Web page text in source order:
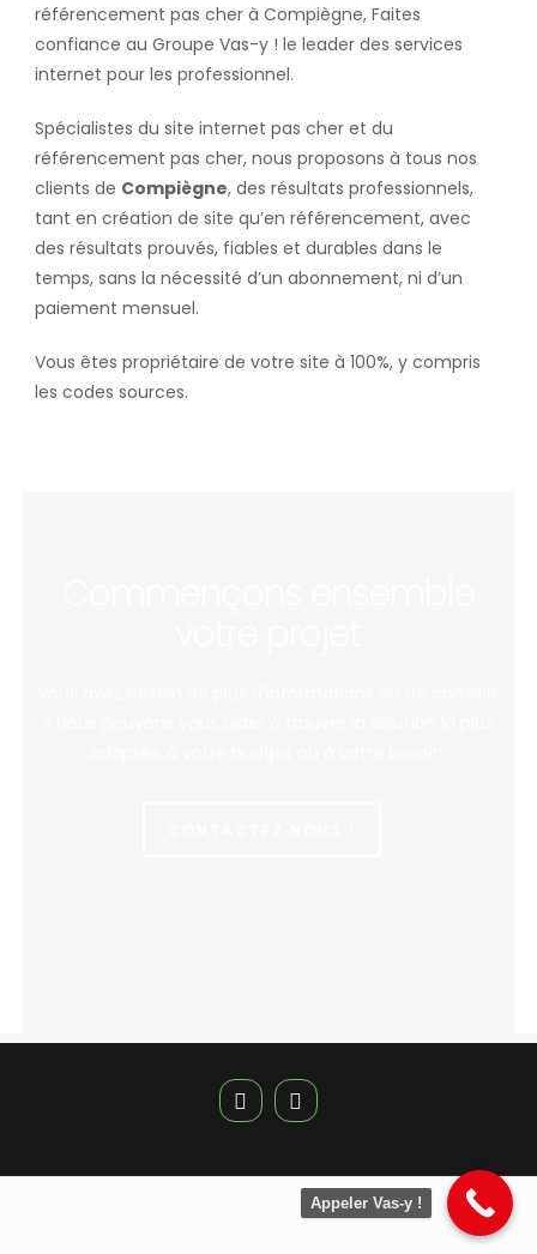
référencement pas cher à Compiègne, Faites
confiance au Groupe Vas-y ! le leader des services
internet pour les professionnel.
Spécialistes du site internet pas cher et du
référencement pas cher, nous proposons à tous nos
clients de Compiègne, des résultats professionnels,
tant en création de site qu’en référencement, avec
des résultats prouvés, fiables et durables dans le
temps, sans la nécessité d’un abonnement, ni d’un
paiement mensuel.
Vous êtes propriétaire de votre site à 100%, y compris
les codes sources.
Appeler Vas-y !